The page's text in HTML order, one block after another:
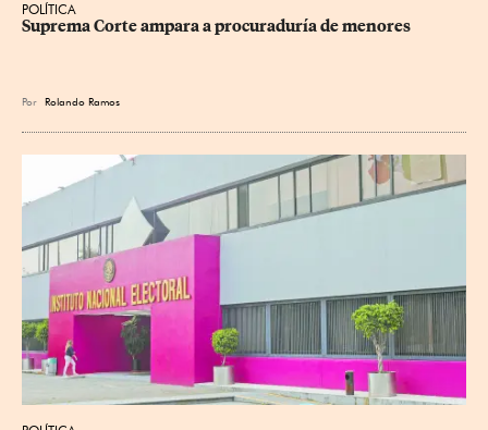
POLÍTICA
Suprema Corte ampara a procuraduría de menores
Por Rolando Ramos